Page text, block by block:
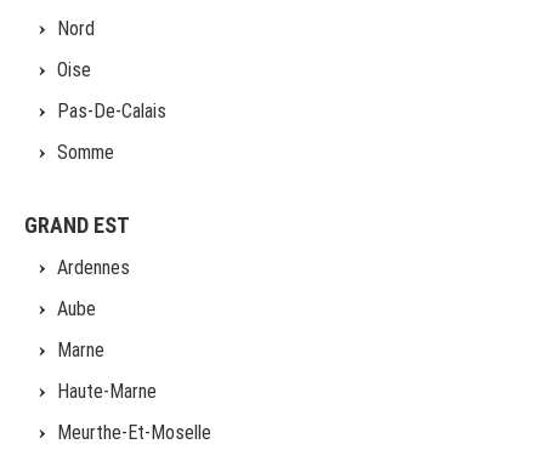
Nord
Oise
Pas-De-Calais
Somme
GRAND EST
Ardennes
Aube
Marne
Haute-Marne
Meurthe-Et-Moselle